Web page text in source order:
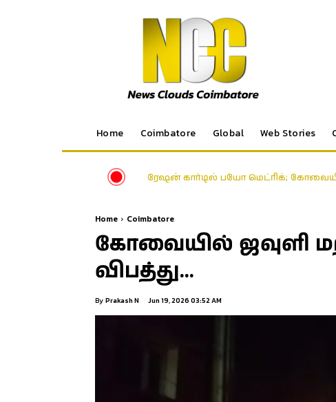
Home Coimbatore Global Web Stories
ரேஷன் கார்டில் பயோ மெட்ரிக்;
Home Coimbatore
கோவையில் ஜவுளி
விபத்து…
By Prakash N Jun 19, 2026 03:52 AM